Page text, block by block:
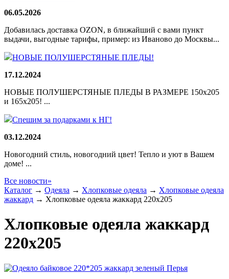
06.05.2026
Добавилась доставка OZON, в ближайший с вами пункт
выдачи, выгодные тарифы, пример: из Иваново до Москвы...
НОВЫЕ ПОЛУШЕРСТЯНЫЕ ПЛЕДЫ!
17.12.2024
НОВЫЕ ПОЛУШЕРСТЯНЫЕ ПЛЕДЫ В РАЗМЕРЕ 150х205
и 165х205! ...
Спешим за подарками к НГ!
03.12.2024
Новогодний стиль, новогодний цвет! Тепло и уют в Вашем
доме! ...
Все новости»
Каталог → Одеяла → Хлопковые одеяла → Хлопковые одеяла
жаккард → Хлопковые одеяла жаккард 220х205
Хлопковые одеяла жаккард
220х205